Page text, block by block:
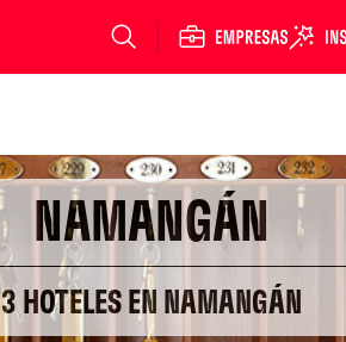
NAMANGÁN
3 HOTELES EN NAMANGÁN